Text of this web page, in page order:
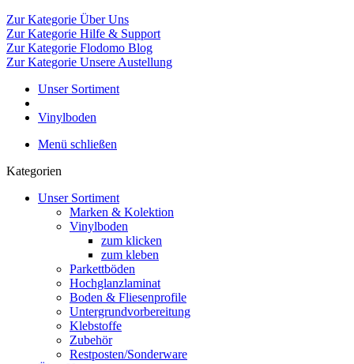
Zur Kategorie Über Uns
Zur Kategorie Hilfe & Support
Zur Kategorie Flodomo Blog
Zur Kategorie Unsere Austellung
Unser Sortiment
Vinylboden
Menü schließen
Kategorien
Unser Sortiment
Marken & Kolektion
Vinylboden
zum klicken
zum kleben
Parkettböden
Hochglanzlaminat
Boden & Fliesenprofile
Untergrundvorbereitung
Klebstoffe
Zubehör
Restposten/Sonderware